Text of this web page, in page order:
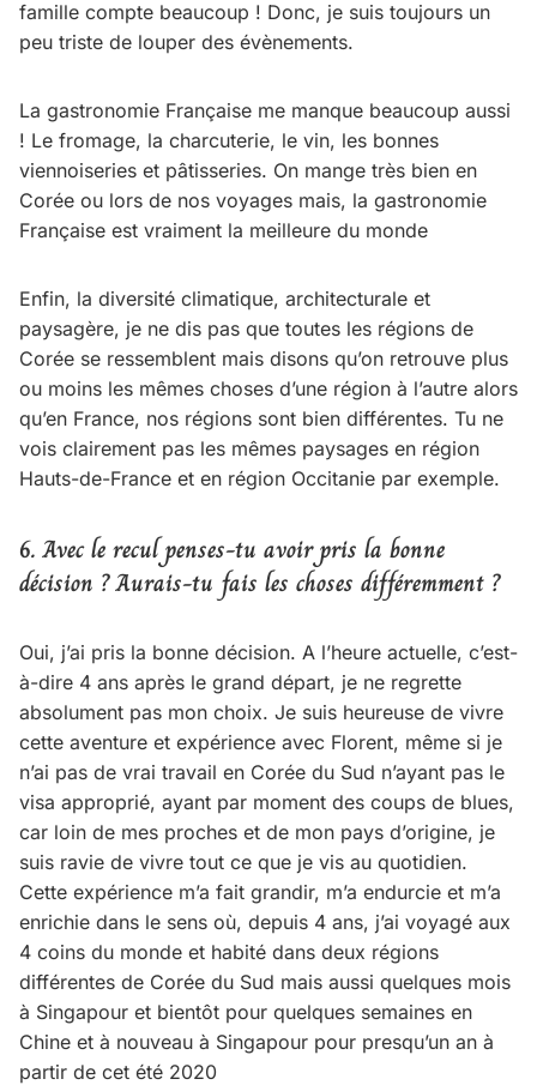
famille compte beaucoup ! Donc, je suis toujours un
peu triste de louper des évènements.
La gastronomie Française me manque beaucoup aussi
! Le fromage, la charcuterie, le vin, les bonnes
viennoiseries et pâtisseries. On mange très bien en
Corée ou lors de nos voyages mais, la gastronomie
Française est vraiment la meilleure du monde
Enfin, la diversité climatique, architecturale et
paysagère, je ne dis pas que toutes les régions de
Corée se ressemblent mais disons qu’on retrouve plus
ou moins les mêmes choses d’une région à l’autre alors
qu’en France, nos régions sont bien différentes. Tu ne
vois clairement pas les mêmes paysages en région
Hauts-de-France et en région Occitanie par exemple.
6. Avec le recul penses-tu avoir pris la bonne
décision ? Aurais-tu fais les choses différemment ?
Oui, j’ai pris la bonne décision. A l’heure actuelle, c’est-
à-dire 4 ans après le grand départ, je ne regrette
absolument pas mon choix. Je suis heureuse de vivre
cette aventure et expérience avec Florent, même si je
n’ai pas de vrai travail en Corée du Sud n’ayant pas le
visa approprié, ayant par moment des coups de blues,
car loin de mes proches et de mon pays d’origine, je
suis ravie de vivre tout ce que je vis au quotidien.
Cette expérience m’a fait grandir, m’a endurcie et m’a
enrichie dans le sens où, depuis 4 ans, j’ai voyagé aux
4 coins du monde et habité dans deux régions
différentes de Corée du Sud mais aussi quelques mois
à Singapour et bientôt pour quelques semaines en
Chine et à nouveau à Singapour pour presqu’un an à
partir de cet été 2020